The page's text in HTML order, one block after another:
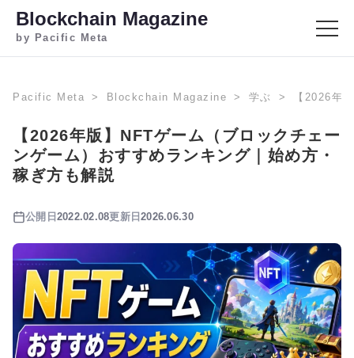
Blockchain Magazine
by Pacific Meta
Pacific Meta Blockchain Magazine 学ぶ 【2026年
【2026年版】NFTゲーム（ブロックチェー
ンゲーム）おすすめランキング｜始め方・
稼ぎ方も解説
公開日 2022.02.08更新日2026.06.30